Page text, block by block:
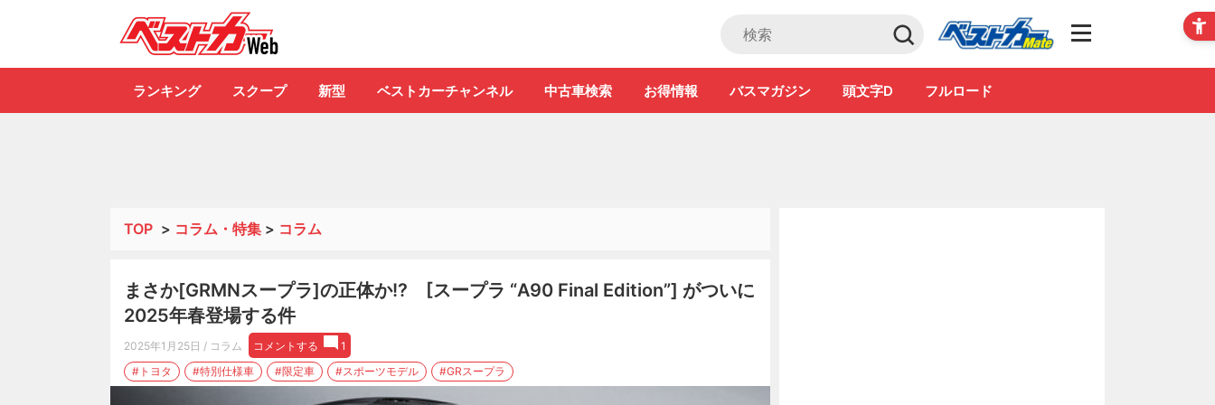
Club
ランキング スクープ 新型 ベストカーチャンネル 中古車検索 お得情報 バスマガジン 頭文字D フルロード
TOP > コラム・特集 > コラム
まさか[GRMNスープラ]の正体か!? [スープラ “A90 Final Edition”] がついに
2025年春登場する件
2025年1月25日 / コラム コメントする
1
#トヨタ
#特別仕様車 #限定車 #スポーツモデル #GRスープラ